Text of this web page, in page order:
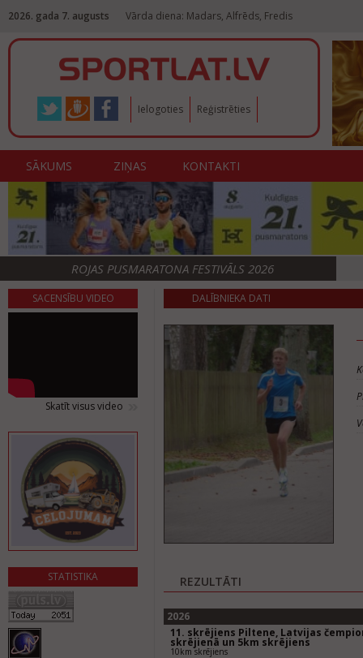
2026. gada 7. augusts Vārda diena: Madars, Alfrēds, Fredis
Ielogoties Reģistrēties
SĀKUMS ZIŅAS KONTAKTI
ROJAS PUSMARATONA FESTIVĀLS 2026
SACENSĪBU VIDEO
Skatīt visus video
STATISTIKA
DALĪBNIEKA DATI
REZULTĀTI
2026
11. skrējiens Piltene, Latvijas
skrējienā un 5km skrējiens
10km skrējiens